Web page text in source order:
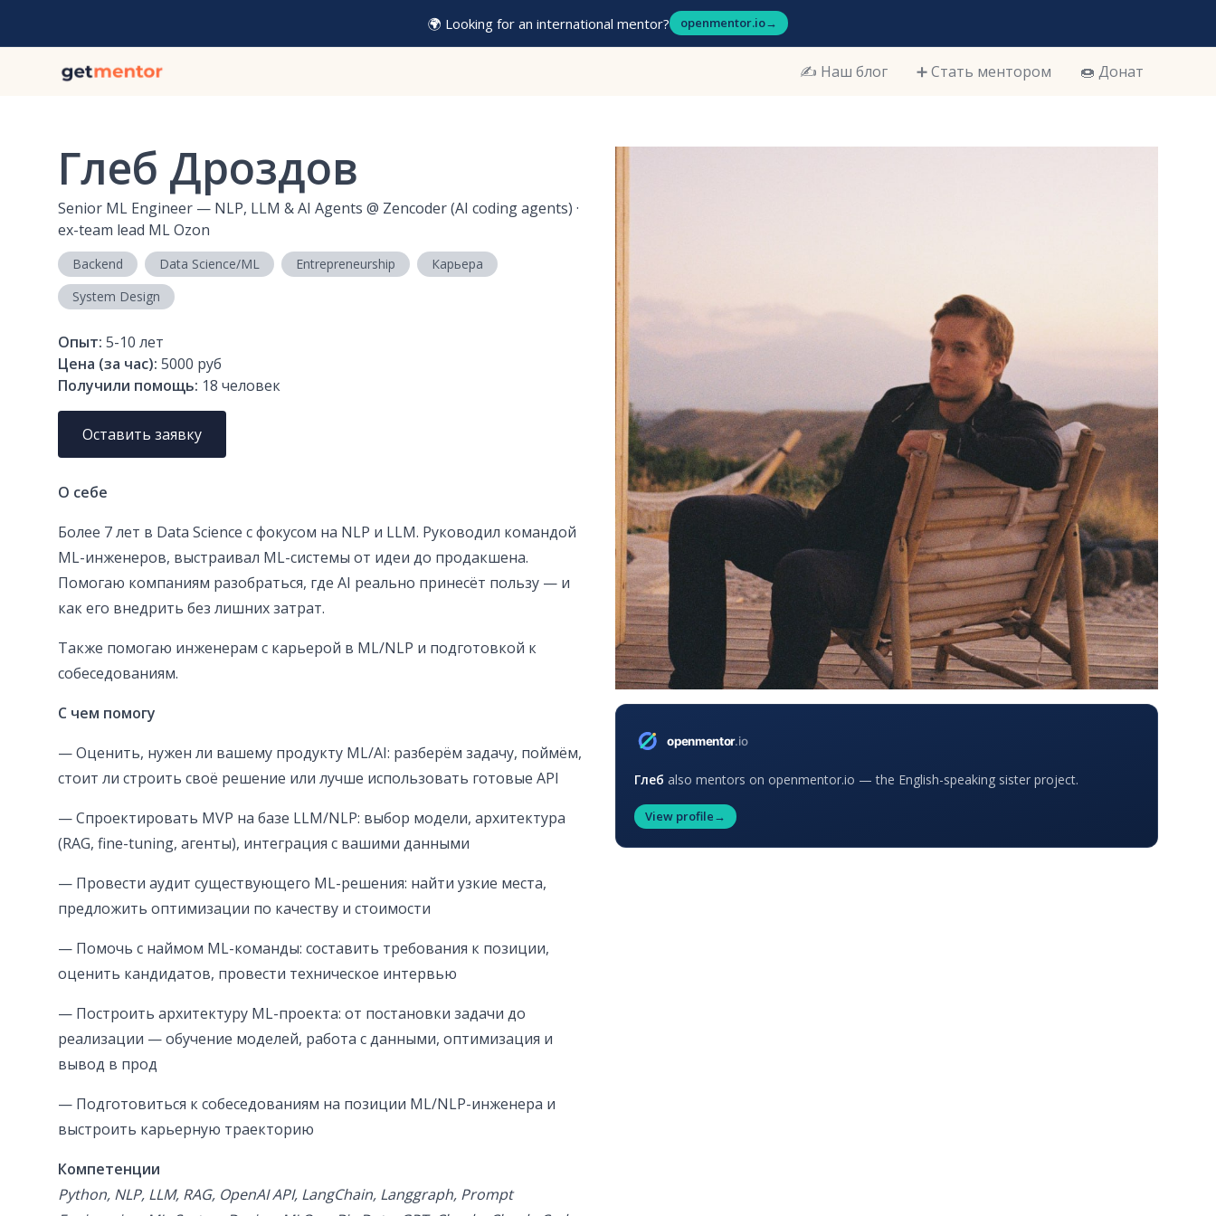
🌍 Looking for an international mentor? openmentor.io→
✍️ Наш блог ➕ Стать ментором 🍩 Донат
Глеб Дроздов
Senior ML Engineer — NLP, LLM & AI Agents @ Zencoder (AI coding agents) ·
ex-team lead ML Ozon
Backend Data Science/ML Entrepreneurship
Карьера
System Design
Опыт: 5-10 лет
Цена (за час): 5000 руб
Получили помощь: 18 человек
Оставить заявку
О себе
Более 7 лет в Data Science с фокусом на NLP и LLM. Руководил командой
ML-инженеров, выстраивал ML-системы от идеи до продакшена.
Помогаю компаниям разобраться, где AI реально принесёт пользу — и
как его внедрить без лишних затрат.
Также помогаю инженерам с карьерой в ML/NLP и подготовкой к
собеседованиям.
С чем помогу
— Оценить, нужен ли вашему продукту ML/AI: разберём задачу, поймём,
стоит ли строить своё решение или лучше использовать готовые API
— Спроектировать MVP на базе LLM/NLP: выбор модели, архитектура
(RAG, fine-tuning, агенты), интеграция с вашими данными
— Провести аудит существующего ML-решения: найти узкие места,
предложить оптимизации по качеству и стоимости
— Помочь с наймом ML-команды: составить требования к позиции,
оценить кандидатов, провести техническое интервью
— Построить архитектуру ML-проекта: от постановки задачи до
реализации — обучение моделей, работа с данными, оптимизация и
вывод в прод
— Подготовиться к собеседованиям на позиции ML/NLP-инженера и
выстроить карьерную траекторию
Компетенции
Python, NLP, LLM, RAG, OpenAI API, LangChain, Langgraph, Prompt
Глеб also mentors on openmentor.io — the English-speaking sister project.
View profile→